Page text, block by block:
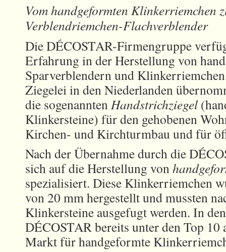
Vom handgeformten Klinkerriemchen
Verblendriemchen-Flachverblender
Die DÉCOSTAR-Firmengruppe
Erfahrung in der Herstellung von
Sparverblendern und
Ziegelei in den Niederlanden
die sogenanntenHandstrichziegel
Klinkersteine) für den gehobenen
Kirchen- und Kirchturmbau und für
Nach der Übernahme durch die
sich auf die Herstellung von
spezialisiert. Diese Klinkerriemchen
von 20 mm hergestellt und mussten
Klinkersteine ausgefugt werden. In
DÉCOSTAR bereits unter den Top 10
Markt für handgeformte